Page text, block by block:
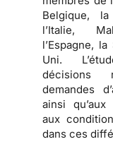
Belgique,
l’Italie,
l’Espagne,
Uni.
décisions
demandes
ainsi
aux
dans ces